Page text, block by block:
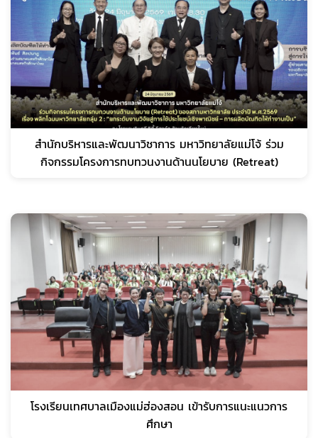
สำนักบริหารและพัฒนาวิชาการ มหาวิทยาลัยแม่โจ้ ร่วม
กิจกรรมโครงการทบทวนงานด้านนโยบาย (Retreat)
โรงเรียนเทศบาลเมืองแม่ฮ่องสอน เข้ารับการแนะแนวการ
ศึกษา